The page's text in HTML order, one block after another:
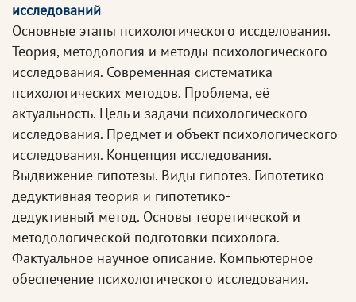
исследований
Основные этапы психологического иссделования.
Теория, методология и методы психологического
исследования. Современная систематика
психологических методов. Проблема, её
актуальность. Цель и задачи психологического
исследования. Предмет и объект психологического
исследования. Концепция исследования.
Выдвижение гипотезы. Виды гипотез. Гипотетико-
дедуктивная теория и гипотетико-
дедуктивный метод. Основы теоретической и
методологической подготовки психолога.
Фактуальное научное описание. Компьютерное
обеспечение психологического исследования.